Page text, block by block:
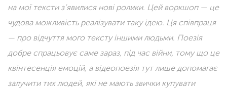
на мої тексти з’явилися нові ролики. Цей воркшоп — це
чудова можливість реалізувати таку ідею. Ця співпраця
— про відчуття мого тексту іншими людьми. Поезія
добре спрацьовує саме зараз, під час війни, тому що це
квінтесенція емоцій, а відеопоезія тут лише допомагає
залучити тих людей, які не мають звички купувати